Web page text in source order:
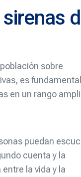
sobre
es fundamental
en un rango
puedan
cuenta y la
la vida y la